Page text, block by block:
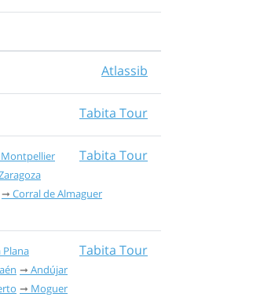
Atlassib
Tabita Tour
Tabita Tour
Montpellier
Corral de Almaguer
Tabita Tour
Plana
Andújar
Moguer